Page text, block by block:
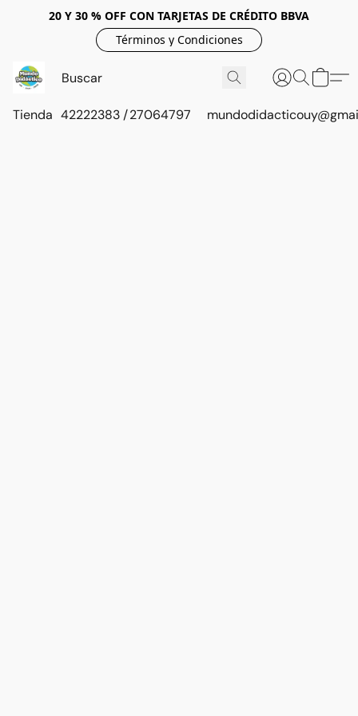
20 Y 30 % OFF CON TARJETAS DE CRÉDITO BBVA
Términos y Condiciones
Tienda 42222383 / 27064797